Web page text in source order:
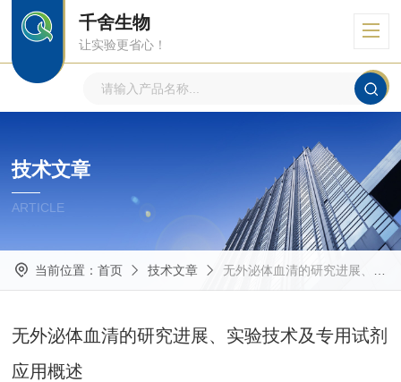
千舍生物
让实验更省心！
技术文章
ARTICLE
当前位置： 首页 技术文章 无外泌体血清的研究进展、实验技术及专用试剂应用概述
无外泌体血清的研究进展、实验技术及专用试剂
应用概述